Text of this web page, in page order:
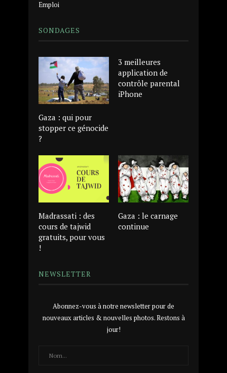
Emploi
SONDAGES
Gaza : qui pour
stopper ce génocide
?
3 meilleures
application de
contrôle parental
iPhone
Madrassati : des
cours de tajwid
gratuits, pour vous
!
Gaza : le carnage
continue
NEWSLETTER
Abonnez-vous à notre newsletter pour de
nouveaux articles & nouvelles photos. Restons à
jour!